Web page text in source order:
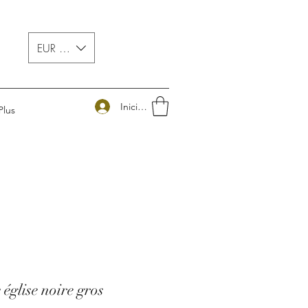
EUR (€)
Iniciar sesión
noire gros